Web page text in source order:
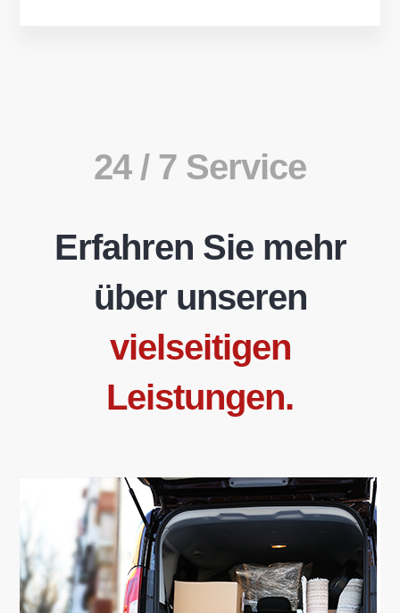
24 / 7 Service
Erfahren Sie mehr
über unseren
vielseitigen
Leistungen.